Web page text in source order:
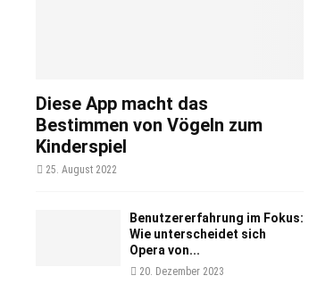
Diese App macht das
Bestimmen von Vögeln zum
Kinderspiel
25. August 2022
Benutzererfahrung im Fokus:
Wie unterscheidet sich
Opera von...
20. Dezember 2023